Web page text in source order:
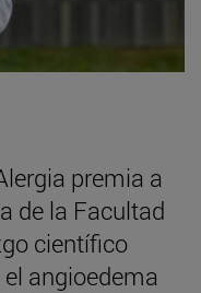
premia a
de la Facultad
científico
angioedema